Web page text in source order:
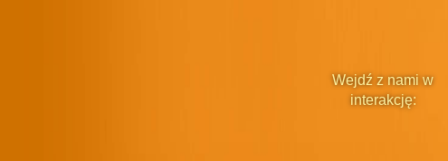
Wejdź z nami w
interakcję: